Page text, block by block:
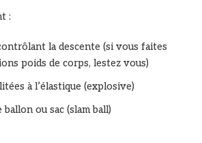
:
la descente (si vous faites
poids de corps, lestez vous)
à l’élastique (explosive)
ou sac (slam ball)